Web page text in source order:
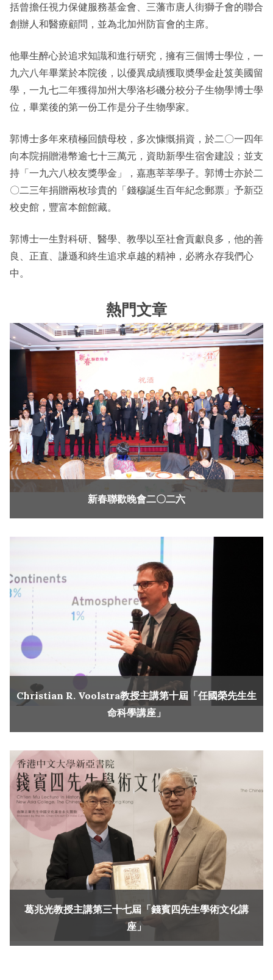
括曾擔任視力保健服務基金會、三藩市唐人街獅子會的聯合
創辦人和醫療顧問，並為北加州防盲會的主席。
他畢生醉心於追求知識和進行研究，擁有三個博士學位，一
九六八年畢業於本院後，以優異成績獲取奬學金赴笈美國留
學，一九七二年獲得加州大學洛杉磯分校分子生物學博士學
位，畢業後的第一份工作是分子生物學家。
郭博士多年來積極回饋母校，多次慷慨捐資，於二〇一四年
向本院捐贈港幣逾七十三萬元，資助新學生宿舍建設；並支
持「一九六八校友獎學金」，嘉惠莘莘學子。郭博士亦於二
〇二三年捐贈兩枚珍貴的「錢穆誕生百年紀念郵票」予新亞
校史館，豐富本館館藏。
郭博士一生對科研、醫學、教學以至社會貢獻良多，他的善
良、正直、謙遜和終生追求卓越的精神，必將永存我們心
中。
熱門文章
新春聯歡晚會二〇二六
Christian R. Voolstra教授主講第十屆「任國榮先生生
命科學講座」
葛兆光教授主講第三十七屆「錢賓四先生學術文化講
座」